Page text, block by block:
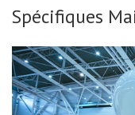
Spécifiques